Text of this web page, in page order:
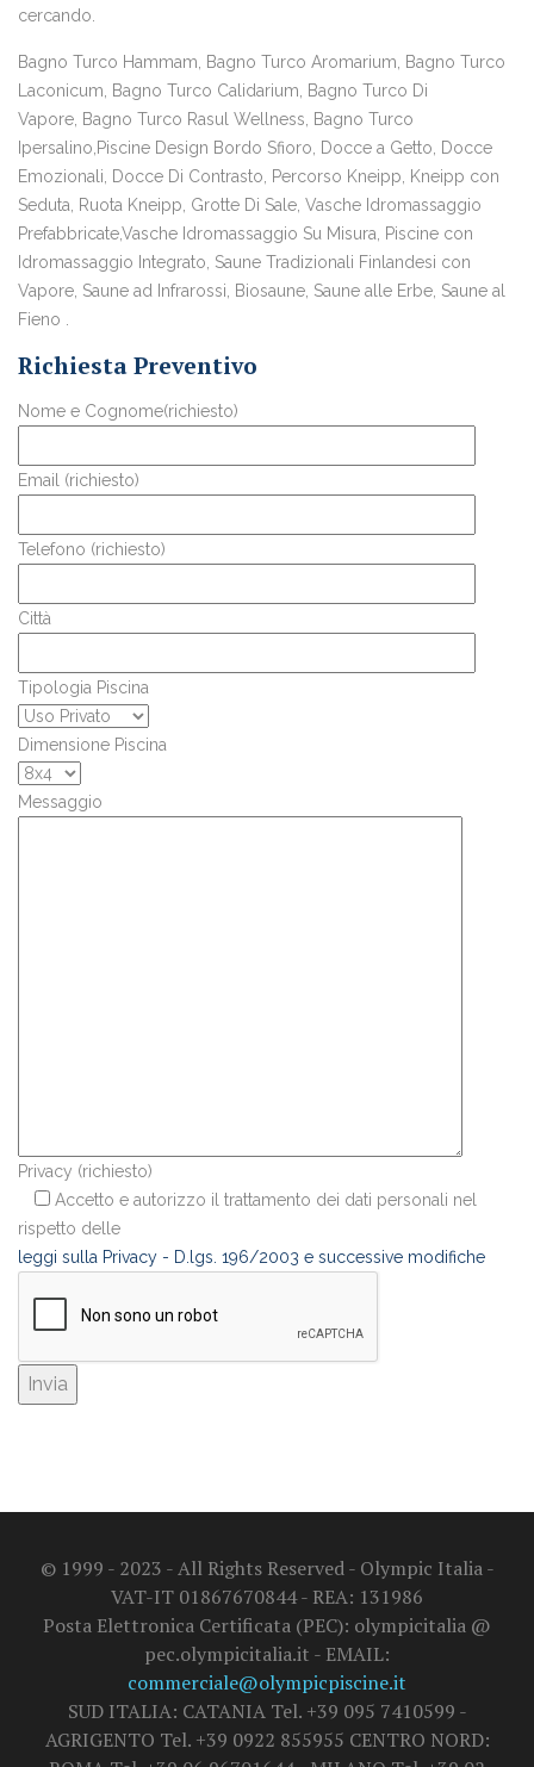
cercando.
Bagno Turco Hammam, Bagno Turco Aromarium, Bagno Turco
Laconicum, Bagno Turco Calidarium, Bagno Turco Di
Vapore, Bagno Turco Rasul Wellness, Bagno Turco
Ipersalino,Piscine Design Bordo Sfioro, Docce a Getto, Docce
Emozionali, Docce Di Contrasto, Percorso Kneipp, Kneipp con
Seduta, Ruota Kneipp, Grotte Di Sale, Vasche Idromassaggio
Prefabbricate,Vasche Idromassaggio Su Misura, Piscine con
Idromassaggio Integrato, Saune Tradizionali Finlandesi con
Vapore, Saune ad Infrarossi, Biosaune, Saune alle Erbe, Saune al
Fieno .
Richiesta Preventivo
Nome e Cognome(richiesto)
Email (richiesto)
Telefono (richiesto)
Città
Tipologia Piscina
Dimensione Piscina
Messaggio
Privacy (richiesto)
Accetto e autorizzo il trattamento dei dati personali nel
rispetto delle
leggi sulla Privacy - D.lgs. 196/2003 e successive modifiche
© 1999 - 2023 - All Rights Reserved - Olympic Italia -
VAT-IT 01867670844 - REA: 131986
Posta Elettronica Certificata (PEC): olympicitalia @
pec.olympicitalia.it - EMAIL:
commerciale@olympicpiscine.it
SUD ITALIA: CATANIA Tel. +39 095 7410599 -
AGRIGENTO Tel. +39 0922 855955 CENTRO NORD: